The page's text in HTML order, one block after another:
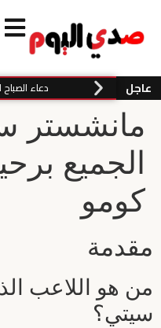
عاجل دعاء
مانشستر
الجميع
كومو
مقدمة
من هو اللاعب
سيتي؟